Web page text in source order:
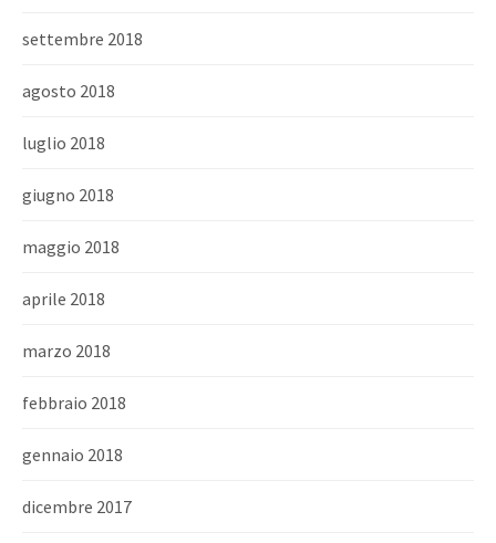
settembre 2018
agosto 2018
luglio 2018
giugno 2018
maggio 2018
aprile 2018
marzo 2018
febbraio 2018
gennaio 2018
dicembre 2017